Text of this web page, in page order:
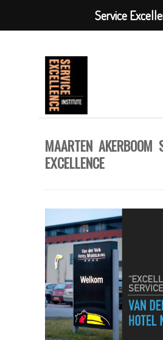
MAARTEN AKERBOOM
EXCELLENCE
Service